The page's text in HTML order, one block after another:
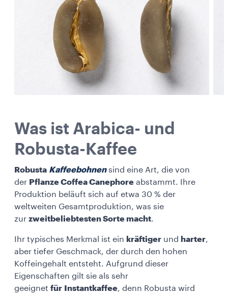
Was ist Arabica- und
Robusta-Kaffee
Robusta Kaffeebohnensind eine Art, die von
der Pflanze Coffea Canephore abstammt. Ihre
Produktion beläuft sich auf etwa 30 % der
weltweiten Gesamtproduktion, was sie
zur zweitbeliebtesten Sorte macht.
Ihr typisches Merkmal ist ein kräftiger und harter,
aber tiefer Geschmack, der durch den hohen
Koffeingehalt entsteht. Aufgrund dieser
Eigenschaften gilt sie als sehr
geeignet für Instantkaffee, denn Robusta wird